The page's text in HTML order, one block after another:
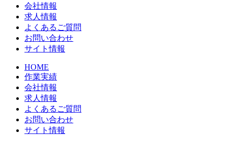
会社情報
求人情報
よくあるご質問
お問い合わせ
サイト情報
HOME
作業実績
会社情報
求人情報
よくあるご質問
お問い合わせ
サイト情報